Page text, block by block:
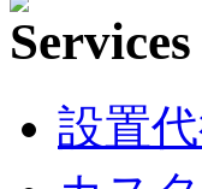
設置